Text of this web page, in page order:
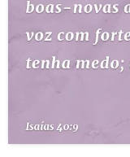
TERMO BÍBLICO
QUEM SOMOS